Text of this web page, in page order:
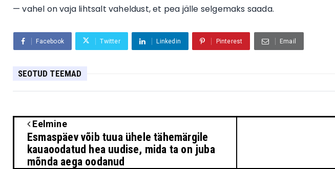
— vahel on vaja lihtsalt vaheldust, et pea jälle selgemaks saada.
Facebook Twitter Linkedin Pinterest Email
SEOTUD TEEMAD
Eelmine
Esmaspäev võib tuua ühele tähemärgile
kauaoodatud hea uudise, mida ta on juba
mõnda aega oodanud